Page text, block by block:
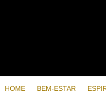
HOME BEM-ESTAR